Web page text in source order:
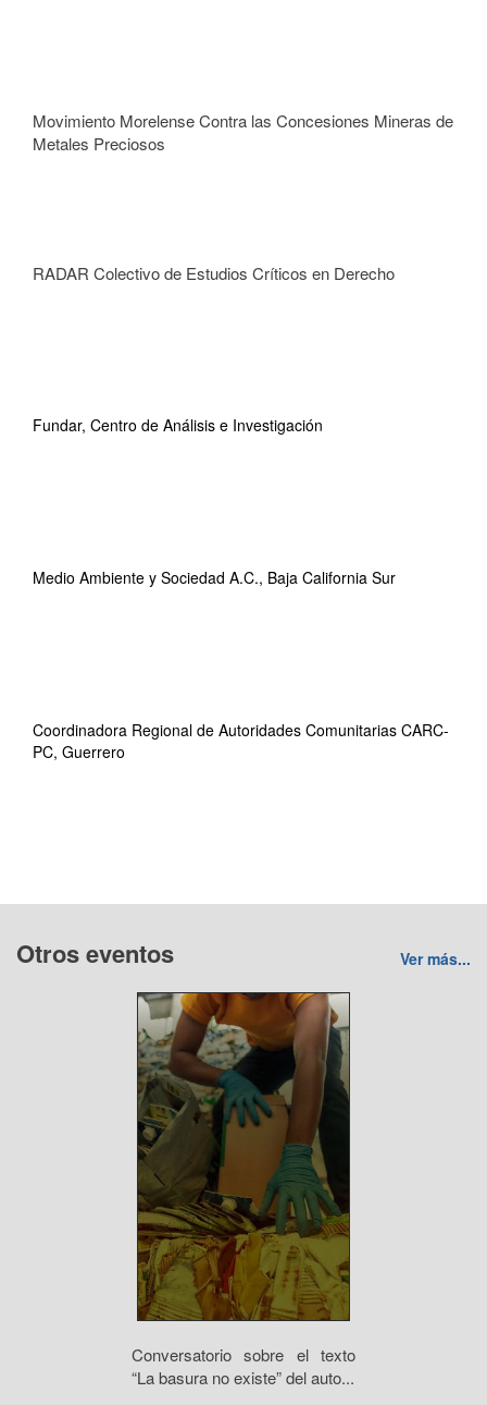
Movimiento Morelense Contra las Concesiones Mineras de
Metales Preciosos
RADAR Colectivo de Estudios Críticos en Derecho
Fundar, Centro de Análisis e Investigación
Medio Ambiente y Sociedad A.C., Baja California Sur
Coordinadora Regional de Autoridades Comunitarias CARC-
PC, Guerrero
Otros eventos Ver más...
Conversatorio sobre el texto
“La basura no existe” del auto...